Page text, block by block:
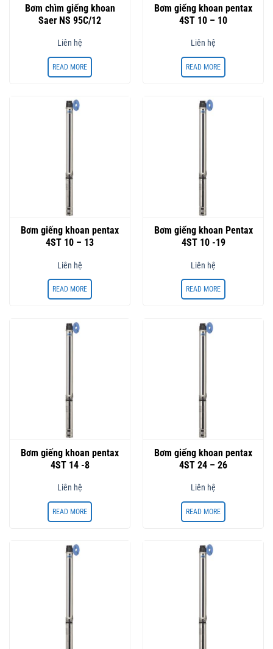
Bơm chìm giếng khoan
Saer NS 95C/12
Liên hệ
READ MORE
Bơm giếng khoan pentax
4ST 10 – 10
Liên hệ
READ MORE
Bơm giếng khoan pentax
4ST 10 – 13
Liên hệ
READ MORE
Bơm giếng khoan Pentax
4ST 10 -19
Liên hệ
READ MORE
Bơm giếng khoan pentax
4ST 14 -8
Liên hệ
READ MORE
Bơm giếng khoan pentax
4ST 24 – 26
Liên hệ
READ MORE